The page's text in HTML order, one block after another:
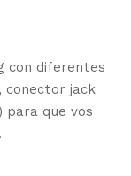
con diferentes
conector jack
para que vos